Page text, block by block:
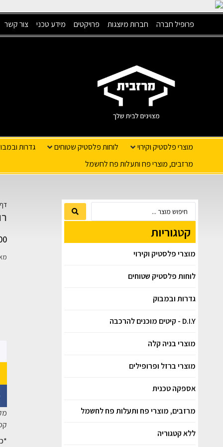
פרופיל חברה חברות מיוצגות פרויקטים מידע טכני צור קשר
מוצרי פלסטיק וקירוי לוחות פלסטיק שטוחים גדרות
מרזבים, מוצרי פח ותעלות פח לחשמל
קטגוריות
מוצרי פלסטיק וקירוי
לוחות פלסטיק שטוחים
גדרות ובמבוק
D.I.Y - קיטים מוכנים להרכבה
מוצרי בניה קלה
מוצרי ברזל ופרופילים
אספקה טכנית
מרזבים, מוצרי פח ותעלות פח לחשמל
ללא קטגוריה